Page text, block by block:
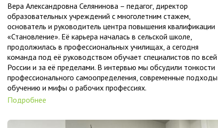
Вера Александровна Селянинова – педагог, директор
образовательных учреждений с многолетним стажем,
основатель и руководитель центра повышения квалификации
«Становление». Её карьера началась в сельской школе,
продолжилась в профессиональных училищах, а сегодня
команда под её руководством обучает специалистов по всей
России и за её пределами. В интервью мы обсудили тонкости
профессионального самоопределения, современные
обучению и мифы о рабочих профессиях.
Подробнее